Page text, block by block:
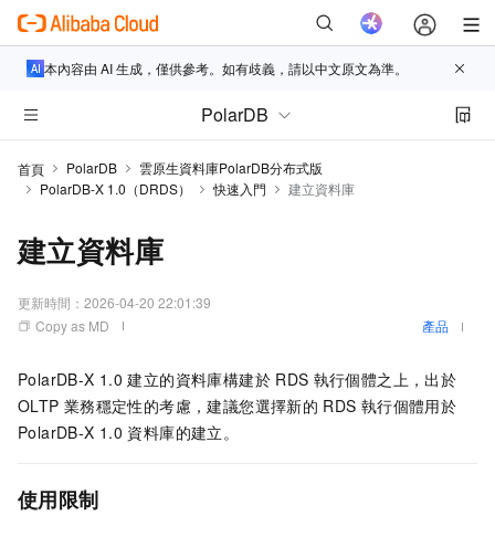
本內容由 AI 生成，僅供參考。如有歧義，請以中文原文為準。
PolarDB
首頁 PolarDB
雲原生資料庫PolarDB分布式版
PolarDB-X 1.0（DRDS）
快速入門 建立資料庫
建立資料庫
更新時間： 2026-04-20 22:01:39
Copy as MD
產品
PolarDB-X 1.0 建立的資料庫構建於 RDS 執行個體之上，出於
OLTP 業務穩定性的考慮，建議您選擇新的 RDS 執行個體用於
PolarDB-X 1.0 資料庫的建立。
使用限制